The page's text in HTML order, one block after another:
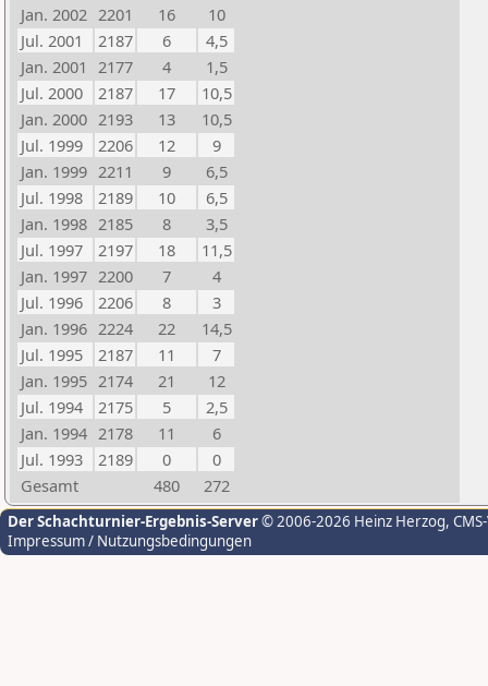
Jan. 2002 2201 16
10
Jul. 2001
2187 6
4,5
Jan. 2001 2177 4
1,5
Jul. 2000
2187 17
10,5
Jan. 2000 2193 13
10,5
Jul. 1999
2206 12
9
Jan. 1999 2211 9
6,5
Jul. 1998
2189 10
6,5
Jan. 1998 2185 8
3,5
Jul. 1997
2197 18
11,5
Jan. 1997 2200 7
4
Jul. 1996
2206 8
3
Jan. 1996 2224 22
14,5
Jul. 1995
2187 11
7
Jan. 1995 2174 21
12
Jul. 1994
2175 5
2,5
Jan. 1994 2178 11
6
Jul. 1993
2189 0
0
Gesamt
480 272
Der Schachturnier-Ergebnis-Server© 2006-2026 Heinz Herzog,
Impressum / Nutzungsbedingungen